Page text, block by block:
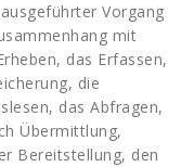
Vorgang
mit
das Erfassen,
die
das Abfragen,
Übermittlung,
Bereitstellung, den